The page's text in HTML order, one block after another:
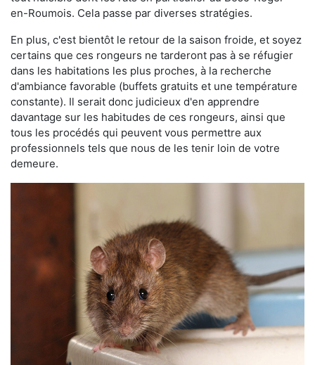
en-Roumois. Cela passe par diverses stratégies.
En plus, c'est bientôt le retour de la saison froide, et soyez
certains que ces rongeurs ne tarderont pas à se réfugier
dans les habitations les plus proches, à la recherche
d'ambiance favorable (buffets gratuits et une température
constante). Il serait donc judicieux d'en apprendre
davantage sur les habitudes de ces rongeurs, ainsi que
tous les procédés qui peuvent vous permettre aux
professionnels tels que nous de les tenir loin de votre
demeure.